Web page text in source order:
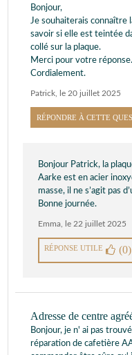
Bonjour,
Je souhaiterais connaître
savoir si elle est teintée
collé sur la plaque.
Merci pour votre réponse.
Cordialement.
Patrick le 20 juillet 2025
RÉPONDRE À CETTE
Bonjour Patrick, la
Aarke est en acier
masse, il ne s’agit pas
Bonne journée.
Emma le 22 juillet 2025
RÉPONSE UTILE (0)
Adresse de centre
Bonjour, je n' ai pas
réparation de cafetière